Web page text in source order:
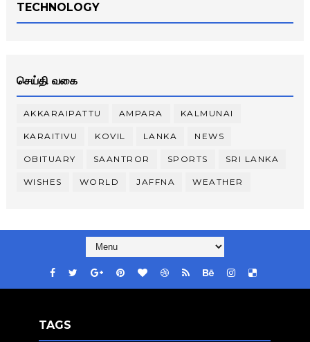
TECHNOLOGY
செய்தி வகை
AKKARAIPATTU AMPARA KALMUNAI
KARAITIVU KOVIL LANKA NEWS
OBITUARY SAANTROR SPORTS SRI LANKA
WISHES WORLD JAFFNA WEATHER
TAGS